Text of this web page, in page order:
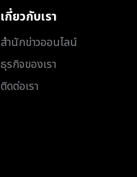
เกี่ยวกับเรา
สำนักข่าวออนไลน์
ธุรกิจของเรา
ติดต่อเรา